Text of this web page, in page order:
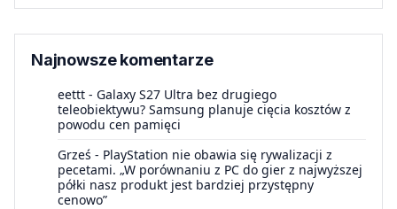
Najnowsze komentarze
eettt - Galaxy S27 Ultra bez drugiego
teleobiektywu? Samsung planuje cięcia kosztów z
powodu cen pamięci
Grześ - PlayStation nie obawia się rywalizacji z
pecetami. „W porównaniu z PC do gier z najwyższej
półki nasz produkt jest bardziej przystępny
cenowo”